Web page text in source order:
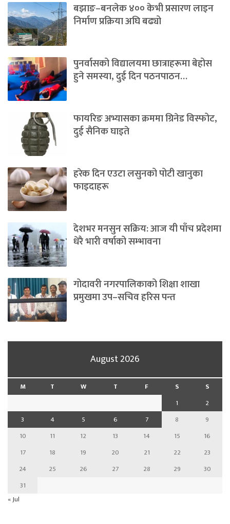
बझाङ–बनलेक ४०० केभी प्रसारण लाइन
निर्माण प्रक्रिया अघि बढ्यो
पुनर्वासको विद्यालयमा छात्राहरूमा बेहोस
हुने समस्या, दुई दिन पठनपाठन…
फायरिङ अभ्यासका क्रममा ग्रिनेड विस्फोट,
दुई सैनिक घाइते
हरेक दिन एउटा लसुनको पोटी खानुका
फाइदाहरू
देशभर मनसुन सक्रिय: आज यी पाँच प्रदेशमा
धेरै भारी वर्षाको सम्भावना
गोदावरी नगरपालिकाको शिक्षा शाखा
प्रमुखमा उप–सचिव हरिस पन्त
August 2026
M T W T F S
S
1
2
3
4 5 6 7 8
9
10
11 12 13 14 15
16
17
18 19 20 21 22
23
24
25 26 27 28 29
30
31
« Jul